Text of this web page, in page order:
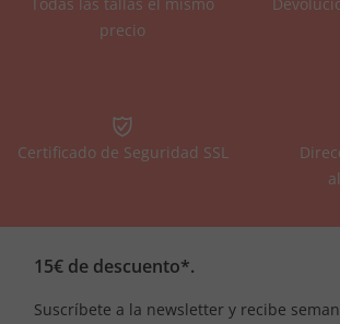
precio
Certificado de Seguridad SSL
15€ de descuento*.
Suscríbete a la newsletter y recibe